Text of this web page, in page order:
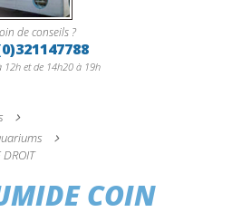
de conseils ?
12h et de 14h20 à 19h
COIN